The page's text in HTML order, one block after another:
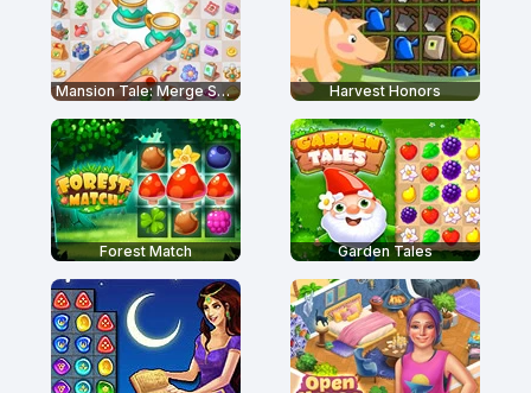
Mansion Tale: Merge Secrets Harvest Honors
Forest Match Garden Tales